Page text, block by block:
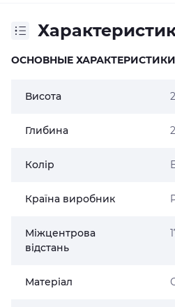
ОСНОВНЫЕ ХАРАКТЕРИСТИКИ
Висота
Глибина
Колір
Країна виробник
Міжцентрова
відстань
Матеріал